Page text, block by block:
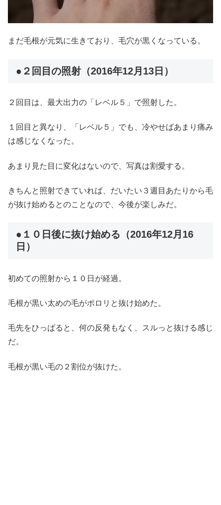
まだ毛根が元気に生きており、毛穴が黒くなっている。
●２回目の照射（2016年12月13日）
２回目は、最大出力の「レベル５」で照射した。
１回目と異なり、「レベル５」でも、冷やせばあまり痛み
は感じなくなった。
あまり見た目に変化はないので、写真は割愛する。
きちんと照射できていれば、だいたい３週目あたりから毛
が抜け始めるとのことなので、今後が楽しみだ。
●１０日後に抜け始める（2016年12月16
日）
初めての照射から１０日が経過。
毛根が黒い太めの毛がポロリと抜け始めた。
毛先をひっぱると、何の反発もなく、スルっと抜ける感じ
だ。
毛根が黒い毛の２割位が抜けた。